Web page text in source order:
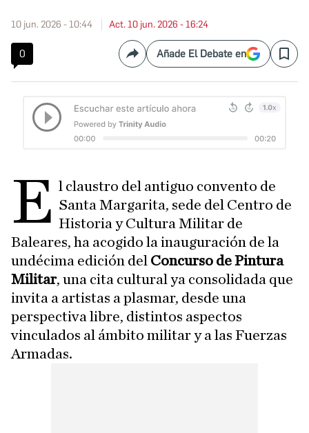
10 jun. 2026 - 10:44 Act. 10 jun. 2026 - 16:24
0 CompartirAñade El Debate en Save
E l claustro del antiguo convento de
Santa Margarita, sede del Centro de
Historia y Cultura Militar de
Baleares, ha acogido la inauguración de la
undécima edición del Concurso de Pintura
Militar, una cita cultural ya consolidada que
invita a artistas a plasmar, desde una
perspectiva libre, distintos aspectos
vinculados al ámbito militar y a las Fuerzas
Armadas.